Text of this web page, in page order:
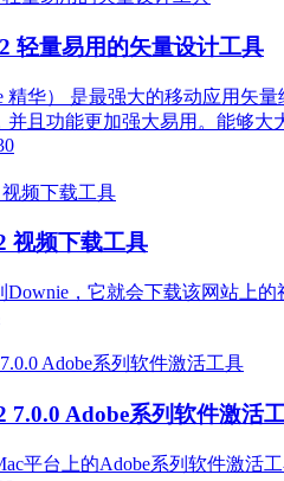
轻量易用的矢量设计工具
精华） 是最强大的移动应用矢
并且功能更加强大易用。能够
视频下载工具
，它就会下载该网站上的
7.0.0 Adobe系列软件激活
平台上的Adobe系列软件激活